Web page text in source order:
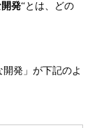
発“とは、どの
発」が下記のよ